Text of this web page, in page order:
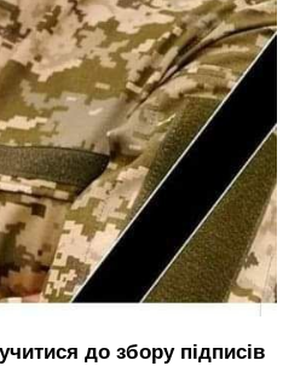
до збору підписів